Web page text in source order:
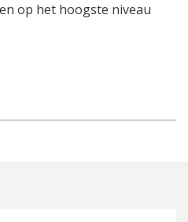
op het hoogste niveau